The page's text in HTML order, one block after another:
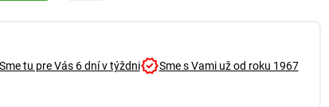
Sme tu pre Vás 6 dní v týždni Sme s Vami už od roku 1967